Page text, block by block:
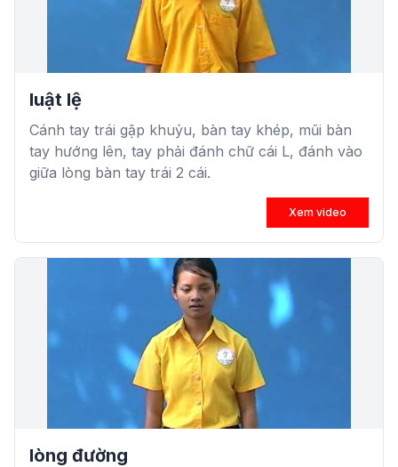
luật lệ
Cánh tay trái gập khuỷu, bàn tay khép, mũi bàn
tay hướng lên, tay phải đánh chữ cái L, đánh vào
giữa lòng bàn tay trái 2 cái.
Xem video
lòng đường